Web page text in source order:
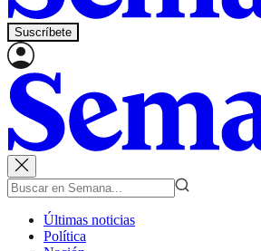
Suscríbete
Últimas noticias
Política